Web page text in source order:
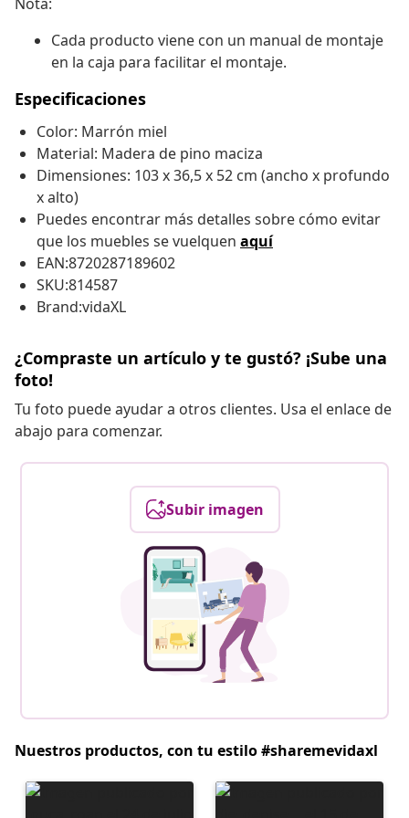
Cada producto viene con un manual de montaje
en la caja para facilitar el montaje.
Especificaciones
Color: Marrón miel
Material: Madera de pino maciza
Dimensiones: 103 x 36,5 x 52 cm (ancho x profundo
x alto)
Puedes encontrar más detalles sobre cómo evitar
que los muebles se vuelquen aquí
EAN:8720287189602
SKU:814587
Brand:vidaXL
¿Compraste un artículo y te gustó? ¡Sube una
foto!
Tu foto puede ayudar a otros clientes. Usa el enlace de
abajo para comenzar.
Subir imagen
Nuestros productos, con tu estilo #sharemevidaxl